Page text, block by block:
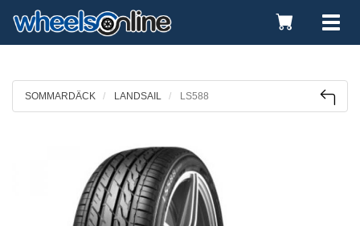
Toggle
Cart
SOMMARDÄCK LANDSAIL LS588